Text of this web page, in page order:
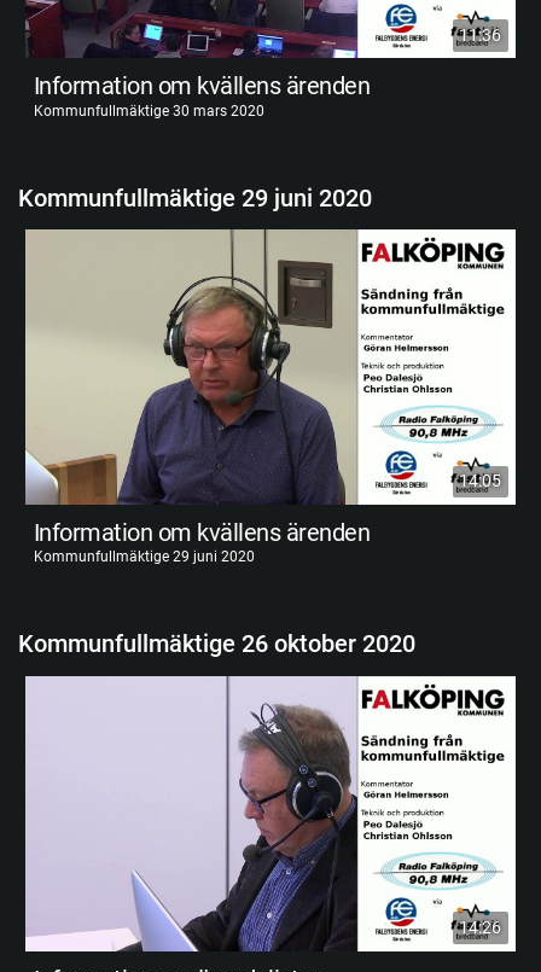
11:36
Information om kvällens ärenden
Kommunfullmäktige 30 mars 2020
Kommunfullmäktige 29 juni 2020
14:05
Information om kvällens ärenden
Kommunfullmäktige 29 juni 2020
Kommunfullmäktige 26 oktober 2020
14:26